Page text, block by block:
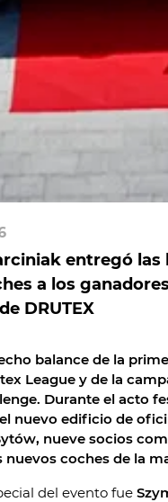
entregó las
a los
DRUTEX
balance de la
League y de la
Durante el acto
nuevo edificio de
nueve socios
nuevos coches de la
del evento fue